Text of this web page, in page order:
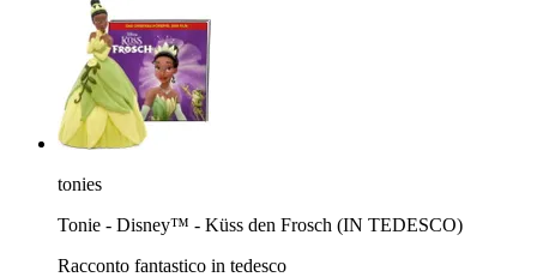
tonies
Tonie - Disney™ - Küss den Frosch (IN TEDESCO)
Racconto fantastico in tedesco